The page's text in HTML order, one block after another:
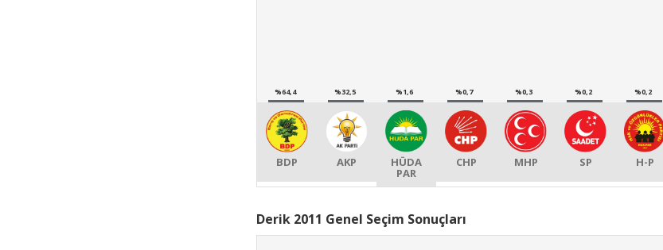
%64,4
BDP
%32,5
AKP
%1,6
HÜDA
PAR
%0,7
CHP
%0,3
MHP
%0,2
SP
%0,2
H-P
Derik 2011 Genel Seçim Sonuçları